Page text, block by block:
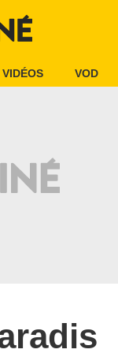
VIDÉOS VOD